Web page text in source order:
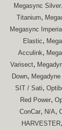
Megasync Silver,
Titanium,
Megasync
Elastic,
Acculink,
Varisect,
Down,
SIT / Sati,
Red Power,
ConCar, N/A,
HARVESTER,